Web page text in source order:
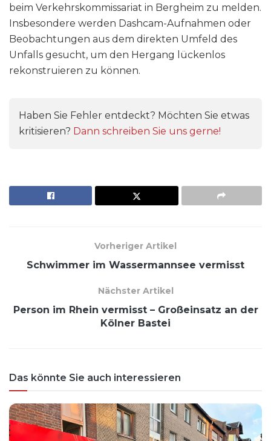
beim Verkehrskommissariat in Bergheim zu melden.
Insbesondere werden Dashcam-Aufnahmen oder
Beobachtungen aus dem direkten Umfeld des
Unfalls gesucht, um den Hergang lückenlos
rekonstruieren zu können.
Haben Sie Fehler entdeckt? Möchten Sie etwas
kritisieren? Dann schreiben Sie uns gerne!
Vorheriger Artikel
Schwimmer im Wassermannsee vermisst
Nächster Artikel
Person im Rhein vermisst – Großeinsatz an der
Kölner Bastei
Das könnte Sie auch interessieren